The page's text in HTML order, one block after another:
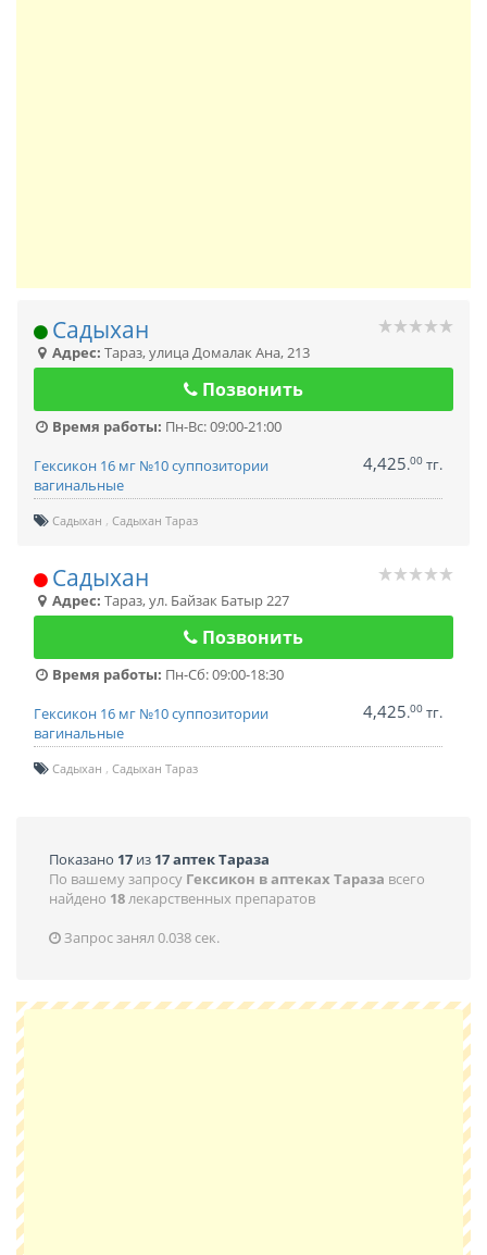
Садыхан
Адрес: Тараз,улица Домалак Ана, 213
Позвонить
Время работы: Пн-Вс: 09:00-21:00
Гексикон 16 мг №10 суппозитории
вагинальные
4,425.00 тг.
Садыхан Садыхан Тараз
Садыхан
Адрес: Тараз,ул. Байзак Батыр 227
Позвонить
Время работы: Пн-Сб: 09:00-18:30
Гексикон 16 мг №10 суппозитории
вагинальные
4,425.00 тг.
Садыхан Садыхан Тараз
Показано 17 из 17 аптек Тараза
По вашему запросу Гексикон в аптеках Тараза всего
найдено 18лекарственных препаратов
Запрос занял 0.038 сек.